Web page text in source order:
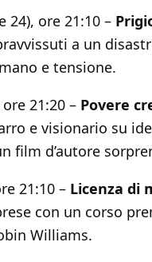
24), ore 21:10 –
a un
e tensione.
21:20 – Povere
e visionario su
film d’autore
21:10 – Licenza di
con un corso
Williams.